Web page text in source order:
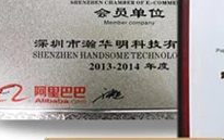
Meten &amp; Meting
ToolsL
Andere Meten &amp;
analyserenL
Medical DevicesL
Sieraden GereedschapL